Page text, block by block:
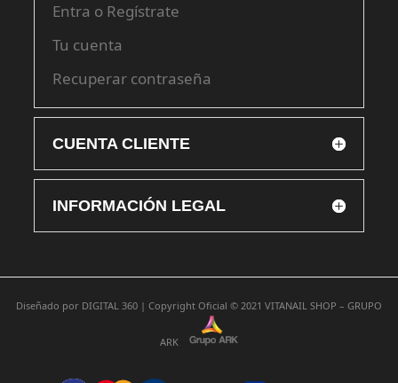
Entra o Regístrate
Tu cuenta
Recuperar contraseña
CUENTA CLIENTE
INFORMACIÓN LEGAL
Diseñado por DIGITAL 360 | Copyright Oficial © 2021 VITANAIL SHOP – GRUPO
ARK